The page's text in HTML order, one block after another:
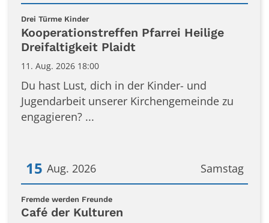
Datum: 11. August 2026
Drei Türme Kinder:
Kooperationstreffen Pfarrei Heilige
Dreifaltigkeit Plaidt
11. Aug. 2026 18:00
Du hast Lust, dich in der Kinder- und
Jugendarbeit unserer Kirchengemeinde zu
engagieren? ...
Samstag
15 Aug. 2026
Datum: 15. August 2026
Fremde werden Freunde:
Café der Kulturen